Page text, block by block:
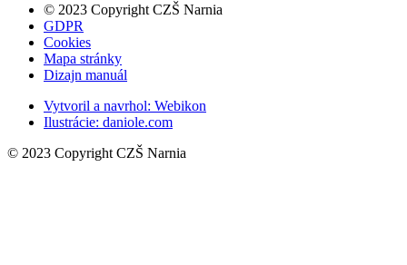
© 2023 Copyright CZŠ Narnia
GDPR
Cookies
Mapa stránky
Dizajn manuál
Vytvoril a navrhol: Webikon
Ilustrácie: daniole.com
© 2023 Copyright CZŠ Narnia